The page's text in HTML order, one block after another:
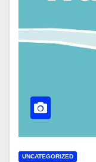
UNCATEGORIZED